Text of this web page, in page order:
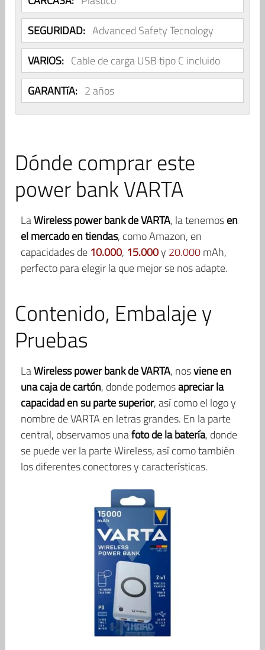
SEGURIDAD: Advanced Safety Tecnology
VARIOS: Cable de carga USB tipo C incluido
GARANTíA: 2 años
Dónde comprar este
power bank VARTA
LaWireless power bank de VARTA, la tenemosen
el mercado en tiendas, como Amazon, en
capacidades de 10.000, 15.000y 20.000mAh,
perfecto para elegir la que mejor se nos adapte.
Contenido, Embalaje y
Pruebas
LaWireless power bank de VARTA, nosviene en
una caja de cartón, donde podemosapreciar la
capacidad en su parte superior, así como el logo y
nombre de VARTA en letras grandes. En la parte
central, observamos unafoto de la batería, donde
se puede ver la parte Wireless, así como también
los diferentes conectores y características.